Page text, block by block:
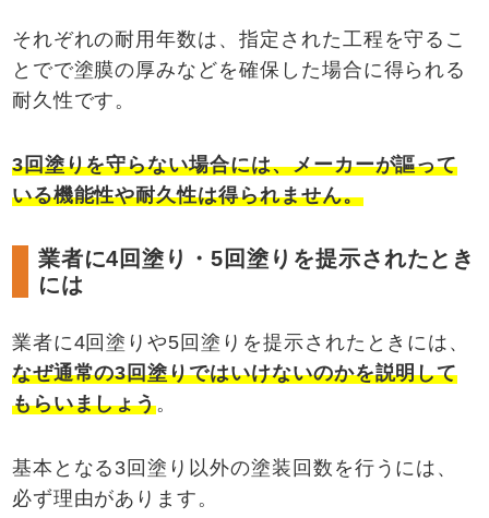
それぞれの耐用年数は、指定された工程を守るこ
とでで塗膜の厚みなどを確保した場合に得られる
耐久性です。
3回塗りを守らない場合には、メーカーが謳って
いる機能性や耐久性は得られません。
業者に4回塗り・5回塗りを提示されたとき
には
業者に4回塗りや5回塗りを提示されたときには、
なぜ通常の3回塗りではいけないのかを説明して
もらいましょう。
基本となる3回塗り以外の塗装回数を行うには、
必ず理由があります。